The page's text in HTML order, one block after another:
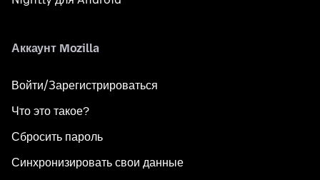
Аккаунт Mozilla
Войти/Зарегистрироваться
Что это такое?
Сбросить пароль
Синхронизировать свои данные